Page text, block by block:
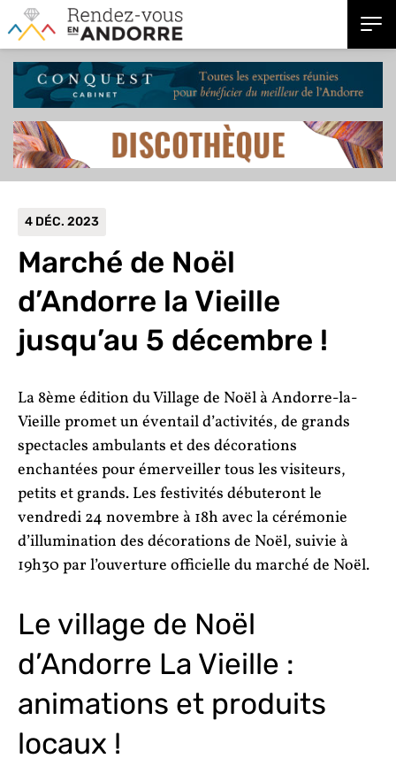
4 DÉC. 2023
Marché de Noël
d’Andorre la Vieille
jusqu’au 5 décembre !
La 8ème édition du Village de Noël à Andorre-la-
Vieille promet un éventail d’activités, de grands
spectacles ambulants et des décorations
enchantées pour émerveiller tous les visiteurs,
petits et grands. Les festivités débuteront le
vendredi 24 novembre à 18h avec la cérémonie
d’illumination des décorations de Noël, suivie à
19h30 par l’ouverture officielle du marché de Noël.
Le village de Noël
d’Andorre La Vieille :
animations et produits
locaux !